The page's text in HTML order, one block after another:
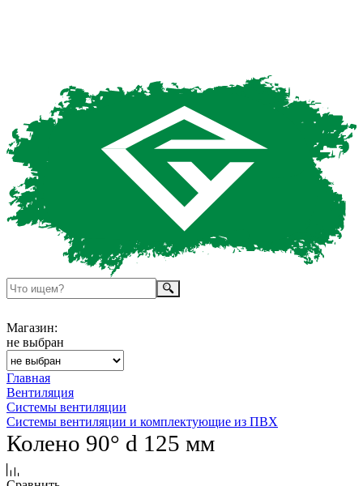
Магазин:
не выбран
Главная
Вентиляция
Системы вентиляции
Системы вентиляции и комплектующие из ПВХ
Колено 90° d 125 мм